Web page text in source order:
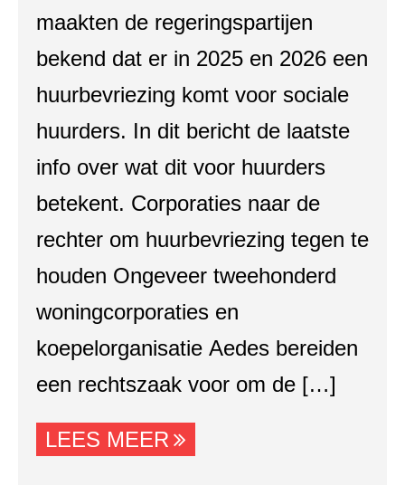
maakten de regeringspartijen
bekend dat er in 2025 en 2026 een
huurbevriezing komt voor sociale
huurders. In dit bericht de laatste
info over wat dit voor huurders
betekent. Corporaties naar de
rechter om huurbevriezing tegen te
houden Ongeveer tweehonderd
woningcorporaties en
koepelorganisatie Aedes bereiden
een rechtszaak voor om de […]
LEES MEER